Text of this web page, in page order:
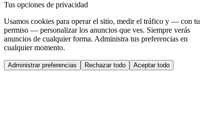
Tus opciones de privacidad
Usamos cookies para operar el sitio, medir el tráfico y — con tu
permiso — personalizar los anuncios que ves. Siempre verás
anuncios de cualquier forma. Administra tus preferencias en
cualquier momento.
Administrar preferencias Rechazar todo Aceptar todo